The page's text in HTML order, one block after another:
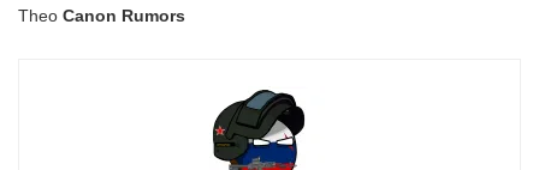
Theo Canon Rumors